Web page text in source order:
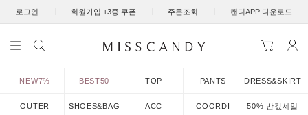
로그인 회원가입 +3종 쿠폰 주문조회 캔디APP 다운로드
NEW7% BEST50 TOP PANTS DRESS&SKIRT
OUTER SHOES&BAG ACC COORDI 50% 반값세일